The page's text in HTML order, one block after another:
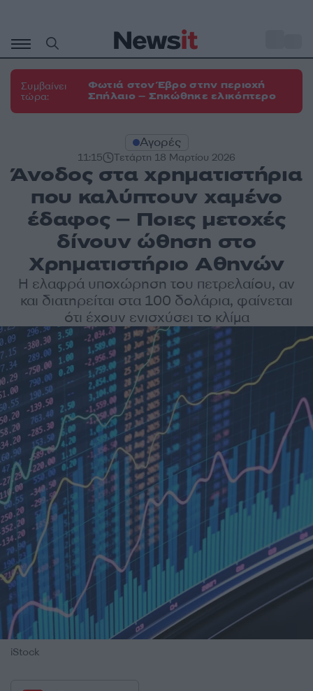
περιεχόμενο
Συμβαίνει
τώρα:
Φωτιά στον Έβρο στην περιοχή
Σπήλαιο – Σηκώθηκε ελικόπτερο
Αγορές
11:15 Τετάρτη 18 Μαρτίου 2026
Άνοδος στα χρηματιστήρια
που καλύπτουν χαμένο
έδαφος – Ποιες μετοχές
δίνουν ώθηση στο
Χρηματιστήριο Αθηνών
Η ελαφρά υποχώρηση του πετρελαίου, αν
και διατηρείται στα 100 δολάρια, φαίνεται
ότι έχουν ενισχύσει το κλίμα
iStock